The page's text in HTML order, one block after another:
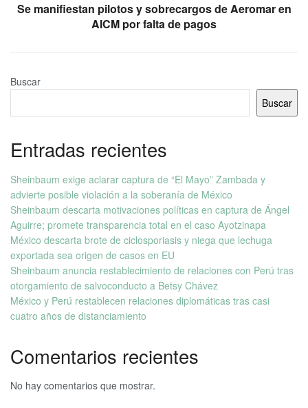
Se manifiestan pilotos y sobrecargos de Aeromar en
AICM por falta de pagos
Buscar
Buscar
Entradas recientes
Sheinbaum exige aclarar captura de “El Mayo” Zambada y
advierte posible violación a la soberanía de México
Sheinbaum descarta motivaciones políticas en captura de Ángel
Aguirre; promete transparencia total en el caso Ayotzinapa
México descarta brote de ciclosporiasis y niega que lechuga
exportada sea origen de casos en EU
Sheinbaum anuncia restablecimiento de relaciones con Perú tras
otorgamiento de salvoconducto a Betsy Chávez
México y Perú restablecen relaciones diplomáticas tras casi
cuatro años de distanciamiento
Comentarios recientes
No hay comentarios que mostrar.